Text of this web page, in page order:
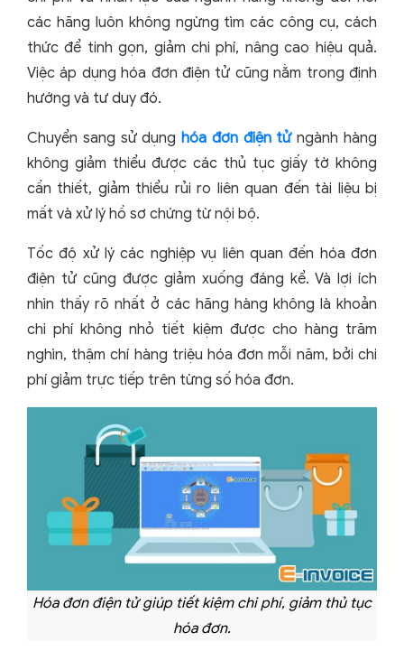
các hãng luôn không ngừng tìm các công cụ, cách
thức để tinh gọn, giảm chi phí, nâng cao hiệu quả.
Việc áp dụng hóa đơn điện tử cũng nằm trong định
hướng và tư duy đó.
Chuyển sang sử dụnghóa đơn điện tửngành hàng
không giảm thiểu được các thủ tục giấy tờ không
cần thiết, giảm thiểu rủi ro liên quan đến tài liệu bị
mất và xử lý hồ sơ chứng từ nội bộ.
Tốc độ xử lý các nghiệp vụ liên quan đến hóa đơn
điện tử cũng được giảm xuống đáng kể. Và lợi ích
nhìn thấy rõ nhất ở các hãng hàng không là khoản
chi phí không nhỏ tiết kiệm được cho hàng trăm
nghìn, thậm chí hàng triệu hóa đơn mỗi năm, bởi chi
phí giảm trực tiếp trên từng số hóa đơn.
Hóa đơn điện tử giúp tiết kiệm chi phí, giảm thủ tục
hóa đơn.